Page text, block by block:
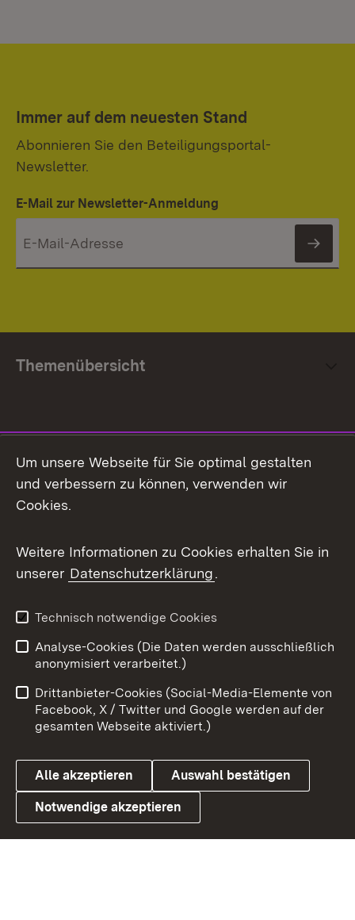
Immer auf dem neuesten Stand
Abonnieren Sie den Beteiligungsportal-
Newsletter.
E-Mail zur Newsletter-Anmeldung
Themenübersicht
Facebook
X / Twitter
Youtube
Link zum Landesportal
Impressum
Kontakt
Barrierefreiheit
Datenschutz
Cookies
Um unsere Webseite für Sie optimal gestalten
und verbessern zu können, verwenden wir
Cookies.
Weitere Informationen zu Cookies erhalten Sie in
unserer Datenschutzerklärung.
Technisch notwendige Cookies
Analyse-Cookies (Die Daten werden ausschließlich
anonymisiert verarbeitet.)
Drittanbieter-Cookies (Social-Media-Elemente von
Facebook, X / Twitter und Google werden auf der
gesamten Webseite aktiviert.)
Alle akzeptieren Auswahl bestätigen
Notwendige akzeptieren